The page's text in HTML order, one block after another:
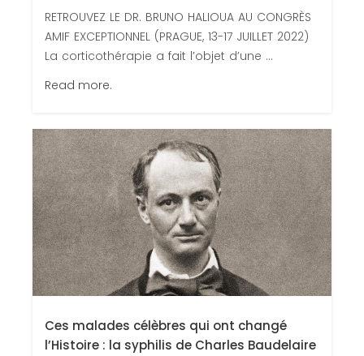
RETROUVEZ LE DR. BRUNO HALIOUA AU CONGRÈS
AMIF EXCEPTIONNEL (PRAGUE, 13-17 JUILLET 2022)
La corticothérapie a fait l’objet d’une ...
Read more.
Ces malades célèbres qui ont changé
l’Histoire : la syphilis de Charles Baudelaire